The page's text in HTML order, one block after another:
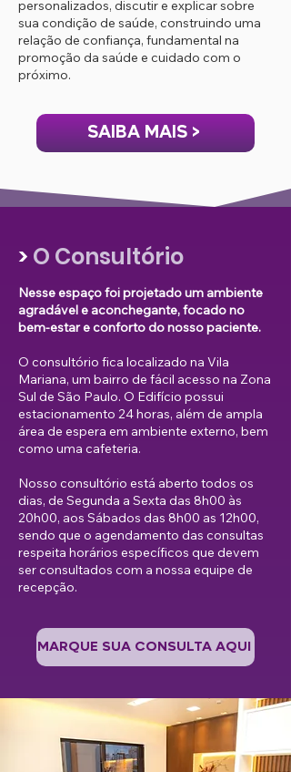
personalizados, discutir e explicar sobre
sua condição de saúde, construindo uma
relação de confiança, fundamental na
promoção da saúde e cuidado com o
próximo.
SAIBA MAIS >
> O Consultório
Nesse espaço foi projetado um ambiente
agradável e aconchegante, focado no
bem-estar e conforto do nosso paciente.
O consultório fica localizado na Vila
Mariana, um bairro de fácil acesso na Zona
Sul de São Paulo. O Edifício possui
estacionamento 24 horas, além de ampla
área de espera em ambiente externo, bem
como uma cafeteria.
Nosso consultório está aberto todos os
dias, de Segunda a Sexta das 8h00 às
20h00, aos Sábados das 8h00 as 12h00,
sendo que o agendamento das consultas
respeita horários específicos que devem
ser consultados com a nossa equipe de
recepção.
MARQUE SUA CONSULTA AQUI